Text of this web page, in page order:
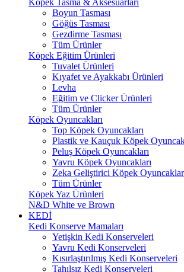
Köpek Tasma & Aksesuarları
Boyun Tasması
Göğüs Tasması
Gezdirme Tasması
Tüm Ürünler
Köpek Eğitim Ürünleri
Tuvalet Ürünleri
Kıyafet ve Ayakkabı Ürünleri
Levha
Eğitim ve Clicker Ürünleri
Tüm Ürünler
Köpek Oyuncakları
Top Köpek Oyuncakları
Plastik ve Kauçuk Köpek
Peluş Köpek Oyuncakları
Yavru Köpek Oyuncakları
Zeka Geliştirici Köpek
Tüm Ürünler
Köpek Yaz Ürünleri
N&D White ve Brown
KEDİ
Kedi Konserve Mamaları
Yetişkin Kedi Konserveleri
Yavru Kedi Konserveleri
Kısırlaştırılmış Kedi Konserveleri
Tahılsız Kedi Konserveleri